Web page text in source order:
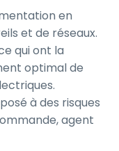
en
et de réseaux.
qui ont la
optimal de
à des risques
agent